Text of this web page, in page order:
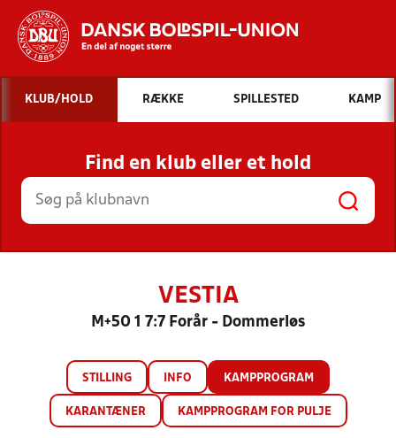
Hvad vil du søge efter?
INDHOLD OG NYHEDER
STILLINGER, RESULTATER, KLUBBER OG
HOLD
KLUB/HOLD RÆKKE SPILLESTED KAMP
Find en klub eller et hold
VESTIA
M+50 1 7:7 Forår - Dommerløs
STILLING INFO KAMPPROGRAM
KARANTÆNER KAMPPROGRAM FOR PULJE